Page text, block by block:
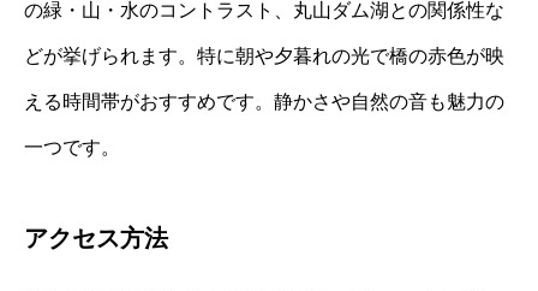
の緑・山・水のコントラスト、丸山ダム湖との関係性な
どが挙げられます。特に朝や夕暮れの光で橋の赤色が映
える時間帯がおすすめです。静かさや自然の音も魅力の
一つです。
アクセス方法